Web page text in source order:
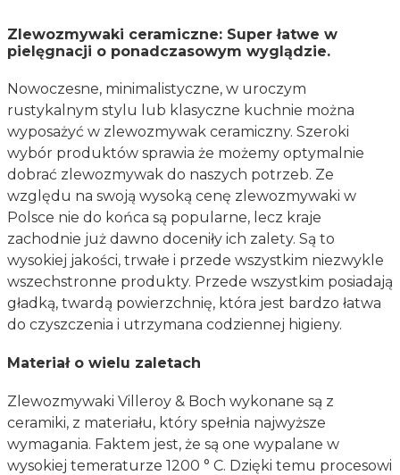
Zlewozmywaki ceramiczne: Super łatwe w
pielęgnacji o ponadczasowym wyglądzie.
Nowoczesne, minimalistyczne, w uroczym
rustykalnym stylu lub klasyczne kuchnie można
wyposażyć w zlewozmywak ceramiczny. Szeroki
wybór produktów sprawia że możemy optymalnie
dobrać zlewozmywak do naszych potrzeb. Ze
względu na swoją wysoką cenę zlewozmywaki w
Polsce nie do końca są popularne, lecz kraje
zachodnie już dawno doceniły ich zalety. Są to
wysokiej jakości, trwałe i przede wszystkim niezwykle
wszechstronne produkty. Przede wszystkim posiadają
gładką, twardą powierzchnię, która jest bardzo łatwa
do czyszczenia i utrzymana codziennej higieny.
Materiał o wielu zaletach
Zlewozmywaki Villeroy & Boch wykonane są z
ceramiki, z materiału, który spełnia najwyższe
wymagania. Faktem jest, że są one wypalane w
wysokiej temeraturze 1200 ° C. Dzięki temu procesowi